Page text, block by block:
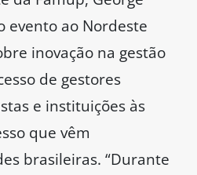
evento ao Nordeste
inovação na gestão
de gestores
e instituições às
que vêm
brasileiras. “Durante